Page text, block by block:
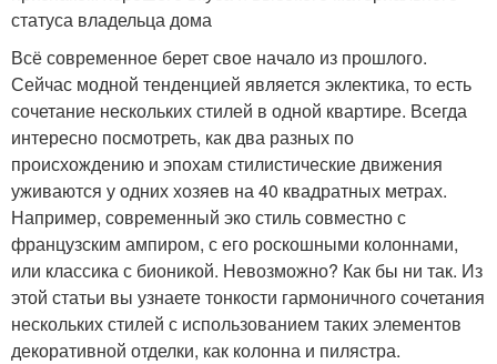
статуса владельца дома
Всё современное берет свое начало из прошлого.
Сейчас модной тенденцией является эклектика, то есть
сочетание нескольких стилей в одной квартире. Всегда
интересно посмотреть, как два разных по
происхождению и эпохам стилистические движения
уживаются у одних хозяев на 40 квадратных метрах.
Например, современный эко стиль совместно с
французским ампиром, с его роскошными колоннами,
или классика с бионикой. Невозможно? Как бы ни так. Из
этой статьи вы узнаете тонкости гармоничного сочетания
нескольких стилей с использованием таких элементов
декоративной отделки, как колонна и пилястра.